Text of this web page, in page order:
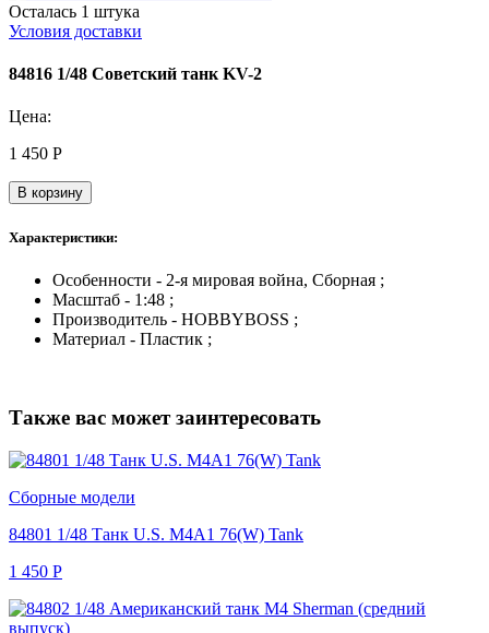
Осталась 1 штука
Условия доставки
84816 1/48 Советский танк KV-2
Цена:
1 450 Р
В корзину
Характеристики:
Особенности - 2-я мировая война, Сборная ;
Масштаб - 1:48 ;
Производитель - HOBBYBOSS ;
Материал - Пластик ;
Также вас может заинтересовать
Сборные модели
84801 1/48 Танк U.S. M4A1 76(W) Tank
1 450 Р